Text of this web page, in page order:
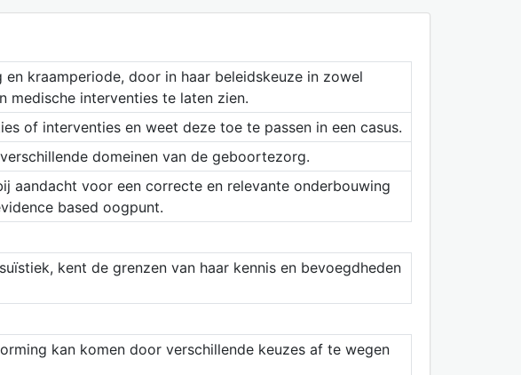
kraamperiode, door in haar beleidskeuze in zowel
medische interventies te laten zien.
of interventies en weet deze toe te passen in een casus.
domeinen van de geboortezorg.
aandacht voor een correcte en relevante onderbouwing
based oogpunt.
kent de grenzen van haar kennis en bevoegdheden
kan komen door verschillende keuzes af te wegen